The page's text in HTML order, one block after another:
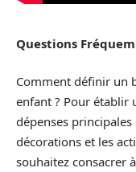
Questions
Comment définir un
enfant ? Pour établir
dépenses
décorations et les
souhaitez consacrer